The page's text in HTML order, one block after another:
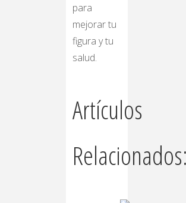
para
mejorar tu
figura y tu
salud.
Artículos
Relacionados: